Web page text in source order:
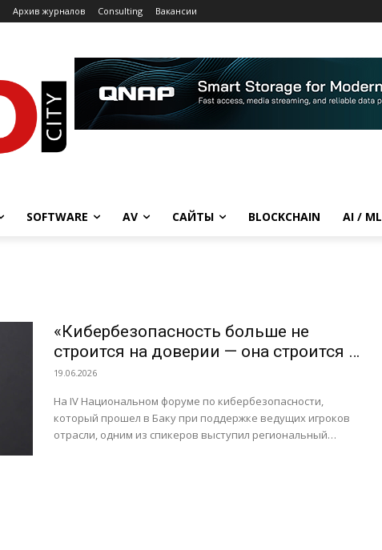
Архив журналов Consulting Вакансии
SOFTWARE AV САЙТЫ BLOCKCHAIN AI / ML
«Кибербезопасность больше не
строится на доверии — она строится на
принципе Zero Trust»
19.06.2026
На IV Национальном форуме по кибербезопасности,
который прошел в Баку при поддержке ведущих игроков
отрасли, одним из спикеров выступил региональный